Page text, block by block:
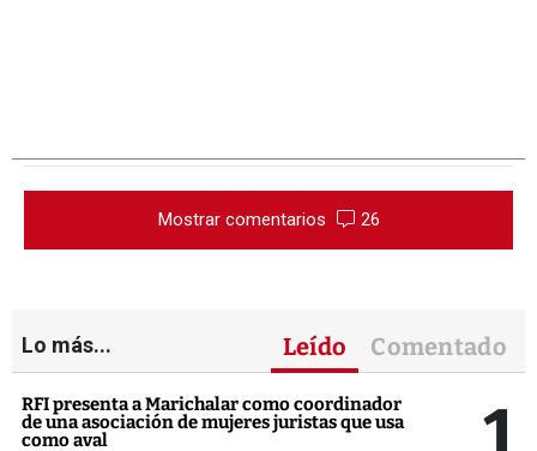
Mostrar comentarios 26
Lo más... Leído Comentado
RFI presenta a Marichalar como coordinador
de una asociación de mujeres juristas que usa
como aval